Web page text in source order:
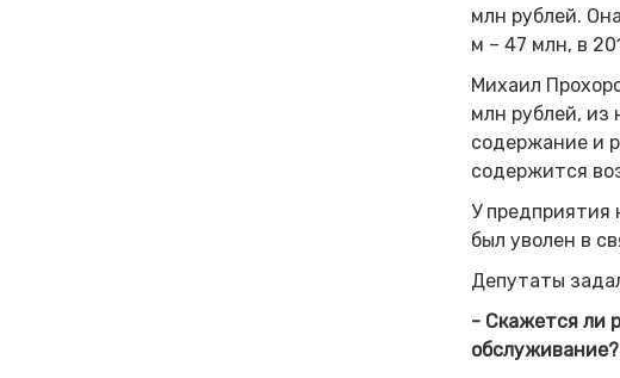
млн рублей.
м – 47 млн, в
Михаил
млн рублей, из
содержание и
содержится
У предприятия
был уволен в
Депутаты
- Скажется ли
обслуживание?